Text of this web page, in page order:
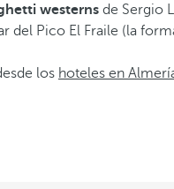
westerns de Sergio
del Pico El Fraile (la
los hoteles en